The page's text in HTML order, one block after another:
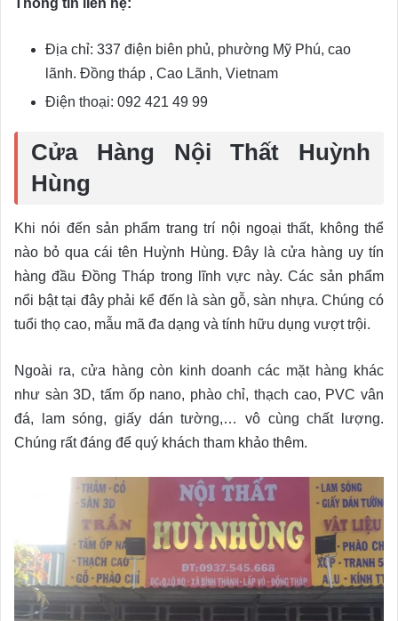
Địa chỉ: 337 điện biên phủ, phường Mỹ Phú, cao
lãnh. Đồng tháp , Cao Lãnh, Vietnam
Điện thoại: 092 421 49 99
Cửa Hàng Nội Thất Huỳnh
Hùng
Khi nói đến sản phẩm trang trí nội ngoại thất, không thể
nào bỏ qua cái tên Huỳnh Hùng. Đây là cửa hàng uy tín
hàng đầu Đồng Tháp trong lĩnh vực này. Các sản phẩm
nổi bật tại đây phải kể đến là sàn gỗ, sàn nhựa. Chúng có
tuổi thọ cao, mẫu mã đa dạng và tính hữu dụng vượt trội.
Ngoài ra, cửa hàng còn kinh doanh các mặt hàng khác
như sàn 3D, tấm ốp nano, phào chỉ, thạch cao, PVC vân
đá, lam sóng, giấy dán tường,… vô cùng chất lượng.
Chúng rất đáng để quý khách tham khảo thêm.